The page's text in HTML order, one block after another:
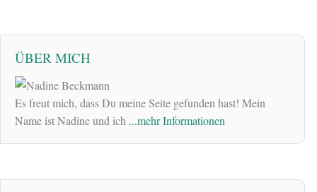
ÜBER MICH
Es freut mich, dass Du meine Seite gefunden hast! Mein
Name ist Nadine und ich ...mehr Informationen